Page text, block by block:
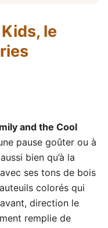
, le
and the Cool
pause goûter ou à
bien qu’à la
ses tons de bois
colorés qui
direction le
remplie de